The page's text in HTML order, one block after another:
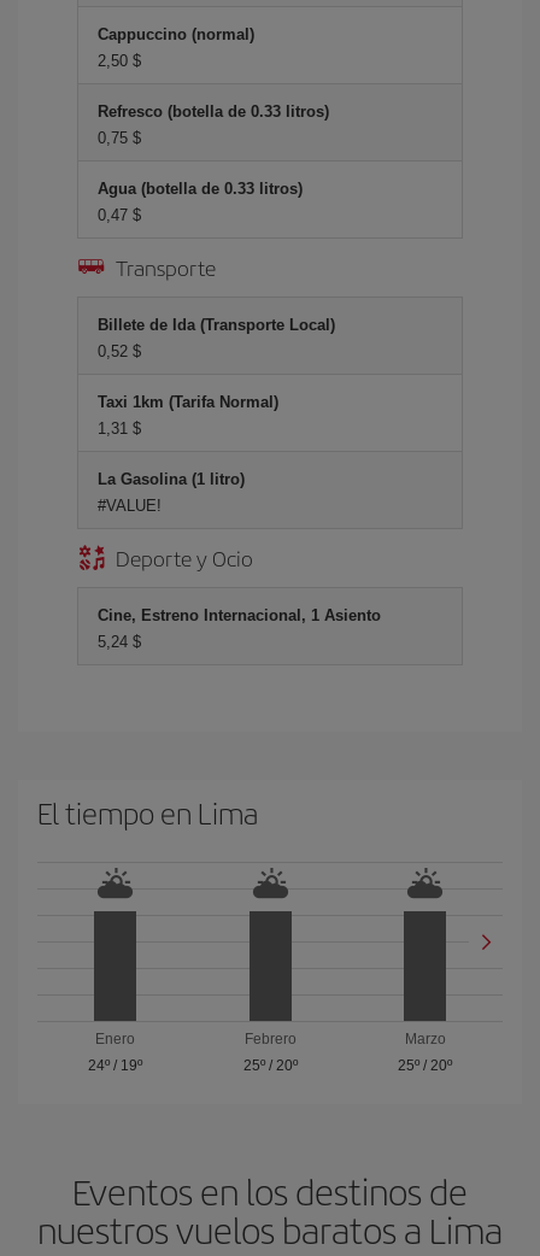
Cappuccino (normal)
2,50 $
Refresco (botella de 0.33 litros)
0,75 $
Agua (botella de 0.33 litros)
0,47 $
Transporte
Billete de Ida (Transporte Local)
0,52 $
Taxi 1km (Tarifa Normal)
1,31 $
La Gasolina (1 litro)
#VALUE!
Deporte y Ocio
Cine, Estreno Internacional, 1 Asiento
5,24 $
El tiempo en Lima
Enero
24º/ 19º
Febrero
25º/ 20º
Marzo
25º /20º
Eventos en los destinos de
nuestros vuelos baratos a Lima